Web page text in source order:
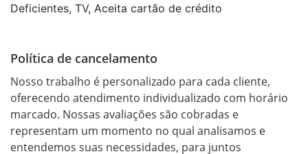
Deficientes, TV, Aceita cartão de crédito
Política de cancelamento
Nosso trabalho é personalizado para cada cliente,
oferecendo atendimento individualizado com horário
marcado. Nossas avaliações são cobradas e
representam um momento no qual analisamos e
entendemos suas necessidades, para juntos